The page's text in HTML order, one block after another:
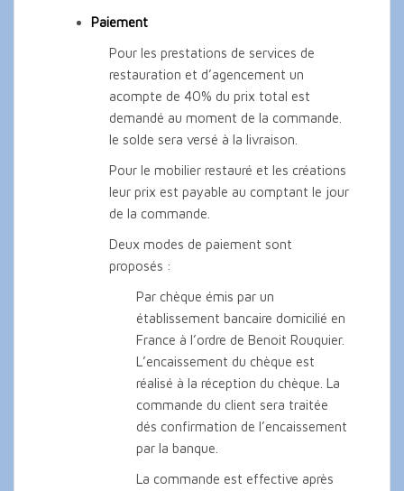
Paiement
Pour les prestations de services de
restauration et d’agencement un
acompte de 40% du prix total est
demandé au moment de la commande.
le solde sera versé à la livraison.
Pour le mobilier restauré et les créations
leur prix est payable au comptant le jour
de la commande.
Deux modes de paiement sont
proposés :
Par chèque émis par un
établissement bancaire domicilié en
France à l’ordre de Benoit Rouquier.
L’encaissement du chèque est
réalisé à la réception du chèque. La
commande du client sera traitée
dés confirmation de l’encaissement
par la banque.
La commande est effective après